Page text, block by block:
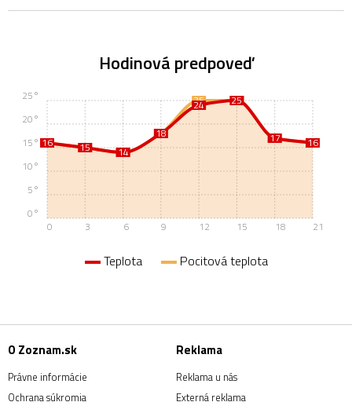
Hodinová predpoveď
16 15 14
18
25 25
17 16
16 15 14
18
24 25
17 16
0 3 6 9 12 15 18 21
0°
5°
10°
15°
20°
25°
Teplota Pocitová teplota
O Zoznam.sk
Právne informácie
Ochrana súkromia
Reklama
Reklama u nás
Externá reklama